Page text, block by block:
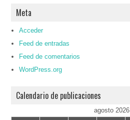
Meta
Acceder
Feed de entradas
Feed de comentarios
WordPress.org
Calendario de publicaciones
agosto 2026